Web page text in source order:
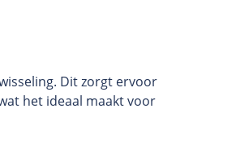
Dit zorgt ervoor
het ideaal maakt voor